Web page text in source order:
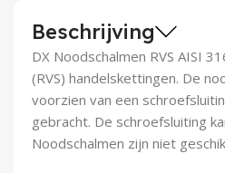
Beschrijving
DX Noodschalmen RVS AISI
(RVS) handelskettingen. De
voorzien van een
gebracht. De schroefsluiting
Noodschalmen zijn niet